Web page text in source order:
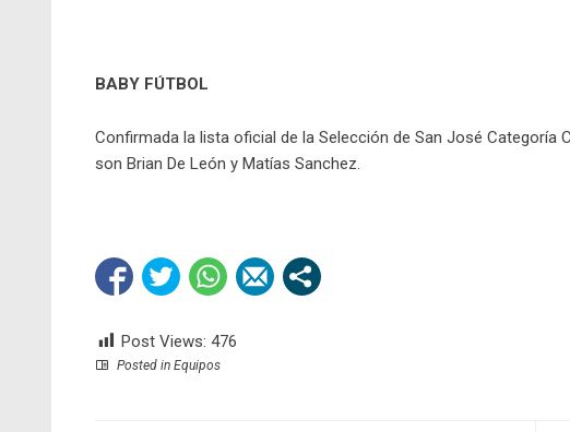
BABY FÚTBOL
Confirmada la lista oficial de la Selección de San José Categoría
son Brian De León y Matías Sanchez.
Post Views: 476
Posted in Equipos